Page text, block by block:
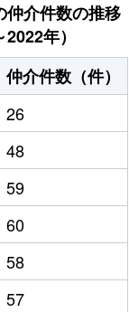
仲介件数の推移
2022年）
仲介件数（件）
26
48
59
60
58
57